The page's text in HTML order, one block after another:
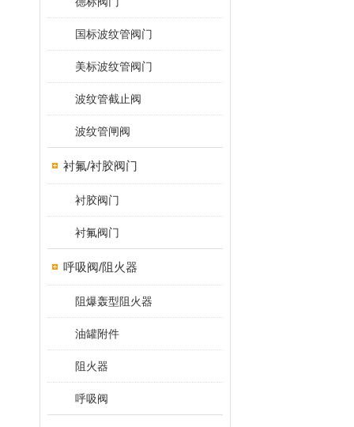
国标波纹管阀门
美标波纹管阀门
波纹管截止阀
波纹管闸阀
衬氟/衬胶阀门
衬胶阀门
衬氟阀门
呼吸阀/阻火器
阻爆轰型阻火器
油罐附件
阻火器
呼吸阀